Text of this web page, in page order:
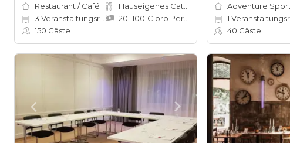
Restaurant / Café
3 Veranstaltungsräume
150 Gäste
1 Veranstaltungsräume
40 Gäste